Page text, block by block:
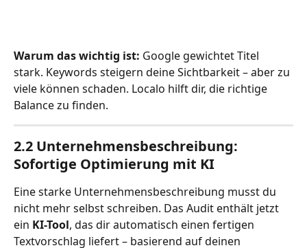
Warum das wichtig ist: Google gewichtet Titel
stark. Keywords steigern deine Sichtbarkeit – aber zu
viele können schaden. Localo hilft dir, die richtige
Balance zu finden.
2.2 Unternehmensbeschreibung:
Sofortige Optimierung mit KI
Eine starke Unternehmensbeschreibung musst du
nicht mehr selbst schreiben. Das Audit enthält jetzt
ein KI-Tool, das dir automatisch einen fertigen
Textvorschlag liefert – basierend auf deinen